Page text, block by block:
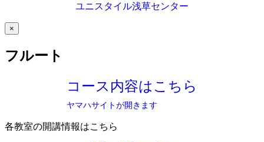
ユニスタイル浅草センター
×
フルート
コース内容はこちら
ヤマハサイトが開きます
各教室の開講情報はこちら